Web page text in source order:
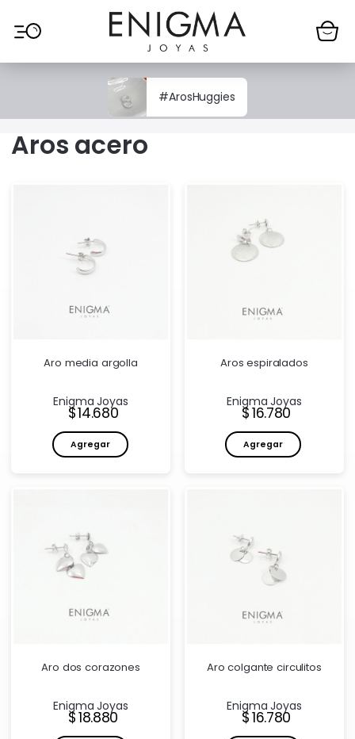
#ArosHuggies
Aros acero
Aro media argolla
Enigma Joyas
Precio:
14.680
Agregar
Aros espiralados
Enigma Joyas
Precio:
16.780
Agregar
Aro dos corazones
Enigma Joyas
Precio:
18.880
Aro colgante circulitos
Enigma Joyas
Precio:
16.780